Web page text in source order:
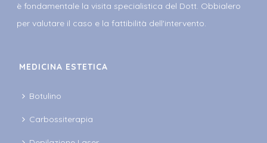
è fondamentale la visita specialistica del Dott. Obbialero
per valutare il caso e la fattibilità dell'intervento.
MEDICINA ESTETICA
Botulino
Carbossiterapia